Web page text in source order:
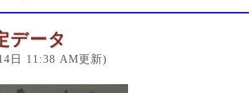
データ
日 11:38 AM更新)